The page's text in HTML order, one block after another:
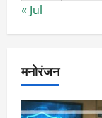
« Jul
मनोरंजन